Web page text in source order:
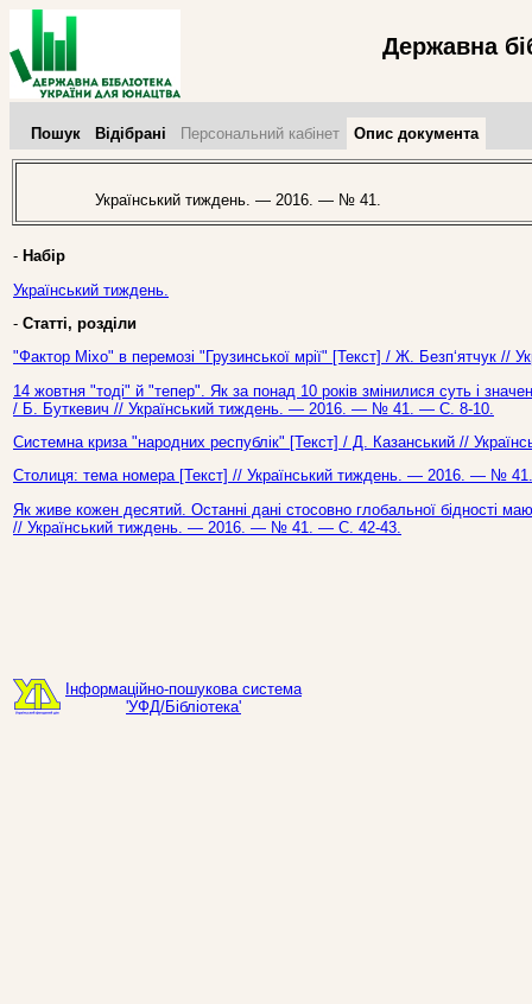
Державна
Пошук Відібрані Персональний кабінет Опис документа
Український тиждень. — 2016. — № 41.
- Набір
Український тиждень.
- Статті, розділи
"Фактор Міхо" в перемозі "Грузинської мрії" [Текст] / Ж.
14 жовтня "тоді" й "тепер". Як за понад 10 років змінилися суть і
/ Б. Буткевич // Український тиждень. — 2016. — № 41. — С. 8-10.
Системна криза "народних республік" [Текст] / Д. Казанський //
Столиця: тема номера [Текст] // Український тиждень. — 2016. — №
Як живе кожен десятий. Останні дані стосовно глобальної бідності
// Український тиждень. — 2016. — № 41. — С. 42-43.
Інформаційно-пошукова система
'УФД/Бібліотека'